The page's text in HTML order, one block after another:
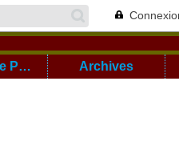
Cont@ctez Marie Pierre Archives